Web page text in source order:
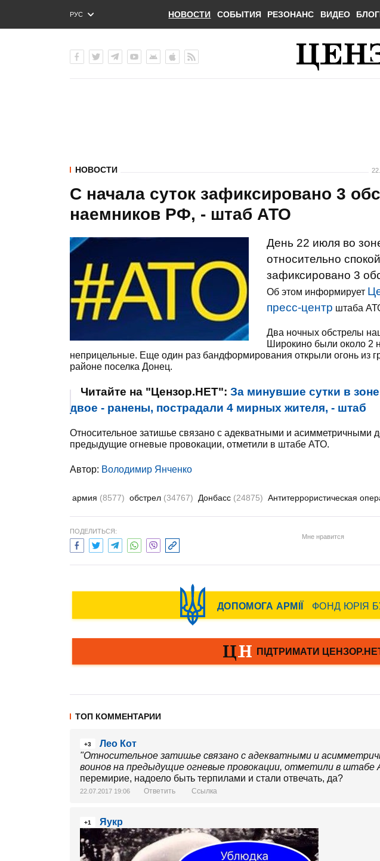
РУС
ENG
НОВОСТИ СОБЫТИЯ РЕЗОНАНС ВИДЕО
НОВОСТИ
С начала суток зафиксировано 3
наемников РФ, - штаб АТО
День 22 июля во
относительно
зафиксировано 3
Об этом информирует
пресс-центр штаба
Два ночных обстрелы
Широкино были около 2
неприцельные. Еще один раз бандформирования открыли огонь из
районе поселка Донец.
Читайте на "Цензор.НЕТ": За минувшие сутки в
двое - ранены, пострадали 4 мирных жителя, - штаб
Относительное затишье связано с адекватными и асимметричными
предыдущие огневые провокации, отметили в штабе АТО.
Автор: Володимир Янченко
армия (8577) обстрел (34767) Донбасс (24875) Антитеррористическая
ПОДЕЛИТЬСЯ:
Мне нравится
ТОП КОММЕНТАРИИ
+3
Лео Кот
"Относительное затишье связано с адекватными и
воинов на предыдущие огневые провокации, отметили в штабе
перемирие, надоело быть терпилами и стали отвечать, да?
22.07.2017 19:06 Ответить Ссылка
+1 Яукр